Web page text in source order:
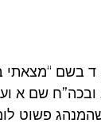
ד בשם
שם א
פשוט